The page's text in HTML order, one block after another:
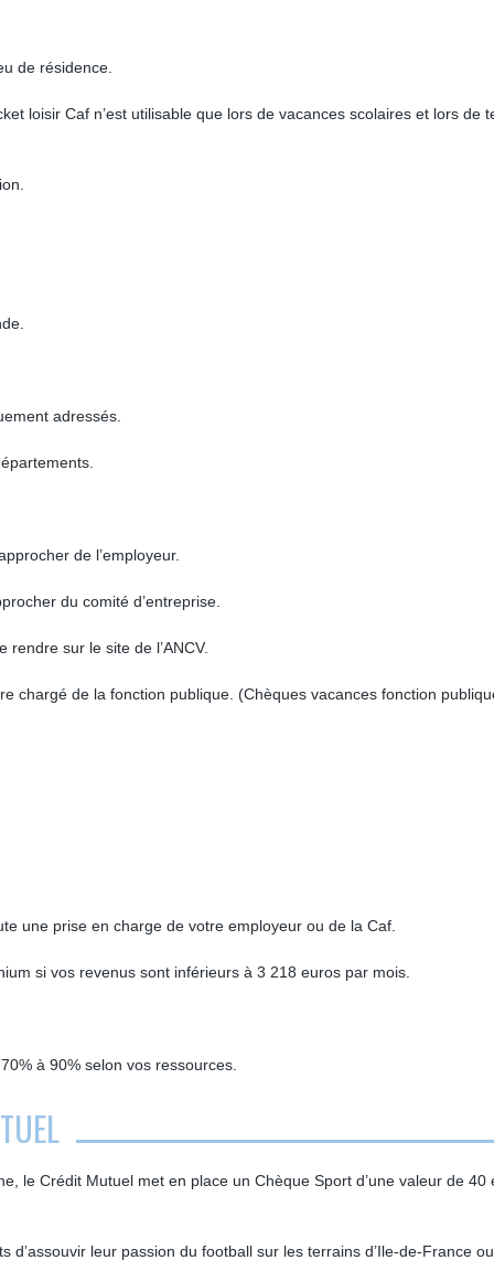
de résidence.
loisir Caf n’est utilisable que lors de vacances scolaires et lors de
adressés.
de l’employeur.
du comité d’entreprise.
sur le site de l’ANCV.
chargé de la fonction publique. (Chèques vacances fonction
une prise en charge de votre employeur ou de la Caf.
si vos revenus sont inférieurs à 3 218 euros par mois.
à 90% selon vos ressources.
le Crédit Mutuel met en place un Chèque Sport d’une valeur de 40
leur passion du football sur les terrains d’Ile-de-France